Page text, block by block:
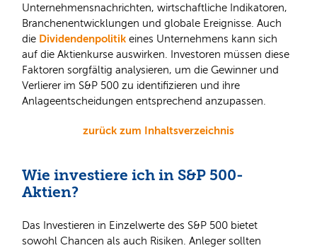
Unternehmensnachrichten, wirtschaftliche Indikatoren,
Branchenentwicklungen und globale Ereignisse. Auch
die Dividendenpolitik eines Unternehmens kann sich
auf die Aktienkurse auswirken. Investoren müssen diese
Faktoren sorgfältig analysieren, um die Gewinner und
Verlierer im S&P 500 zu identifizieren und ihre
Anlageentscheidungen entsprechend anzupassen.
zurück zum Inhaltsverzeichnis
Wie investiere ich in S&P 500-
Aktien?
Das Investieren in Einzelwerte des S&P 500 bietet
sowohl Chancen als auch Risiken. Anleger sollten